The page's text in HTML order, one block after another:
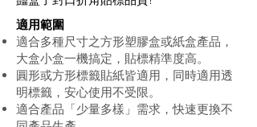
適用範圍
適合多種尺寸之方形塑膠盒或紙盒產品，
大盒小盒一機搞定，貼標精準度高。
圓形或方形標籤貼紙皆適用，同時適用透
明標籤，安心使用不受限。
適合產品「少量多樣」需求，快速更換不